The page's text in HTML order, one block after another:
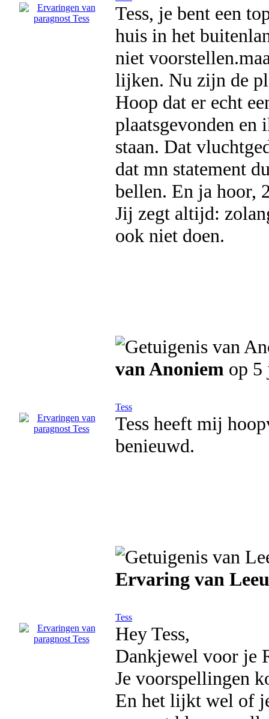
Tess, je bent een
huis in het
niet
lijken. Nu zijn de
Hoop dat er echt
plaatsgevonden en
staan. Dat
dat mn statement
bellen. En ja hoor,
Jij zegt altijd:
ook niet doen.
van Anoniem op 5
Tess
Tess heeft mij
benieuwd.
Ervaring van
Tess
Hey Tess,
Dankjewel voor je
Je voorspellingen
En het lijkt wel of